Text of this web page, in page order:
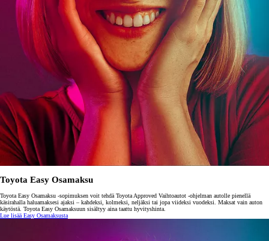
Toyota Easy Osamaksu
Toyota Easy Osamaksu -sopimuksen voit tehdä Toyota Approved Vaihtoautot -ohjelman autolle pienellä
käsirahalla haluamaksesi ajaksi – kahdeksi, kolmeksi, neljäksi tai jopa viideksi vuodeksi. Maksat vain auton
käytöstä. Toyota Easy Osamaksuun sisältyy aina taattu hyvityshinta.
Lue lisää Easy Osamaksusta